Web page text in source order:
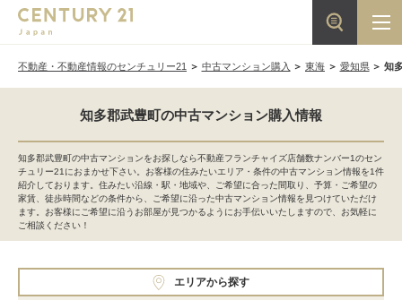
不動産・不動産情報のセンチュリー21 中古マンション購入 東海 愛知県 知
知多郡武豊町の中古マンション購入情報
知多郡武豊町の中古マンションをお探しなら不動産フランチャイズ店舗数ナンバー1のセン
チュリー21におまかせ下さい。お客様の住みたいエリア・条件の中古マンション情報を1件
紹介しております。住みたい沿線・駅・地域や、ご希望に合った間取り、予算・ご希望の
家賃、徒歩時間などの条件から、ご希望に沿った中古マンション情報を見つけていただけ
ます。お客様にご希望に沿うお部屋が見つかるようにお手伝いいたしますので、お気軽に
ご相談ください！
エリアから探す